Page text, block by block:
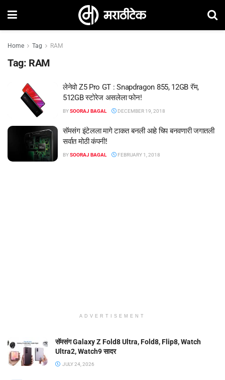
Home Tag RAM
Tag: RAM
लेनेवो Z5 Pro GT : Snapdragon 855, 12GB रॅम,
512GB स्टोरेज असलेला फोन!
BYSOORAJ BAGAL DECEMBER 19, 2018
सॅमसंग इंटेलला मागे टाकत बनली आहे चिप बनवणारी जगातली
सर्वात मोठी कंपनी!
BYSOORAJ BAGAL FEBRUARY 1, 2018
ADVERTISEMENT
सॅमसंग Galaxy Z Fold8 Ultra, Fold8, Flip8, Watch
Ultra2, Watch9 सादर
JULY 24, 2026